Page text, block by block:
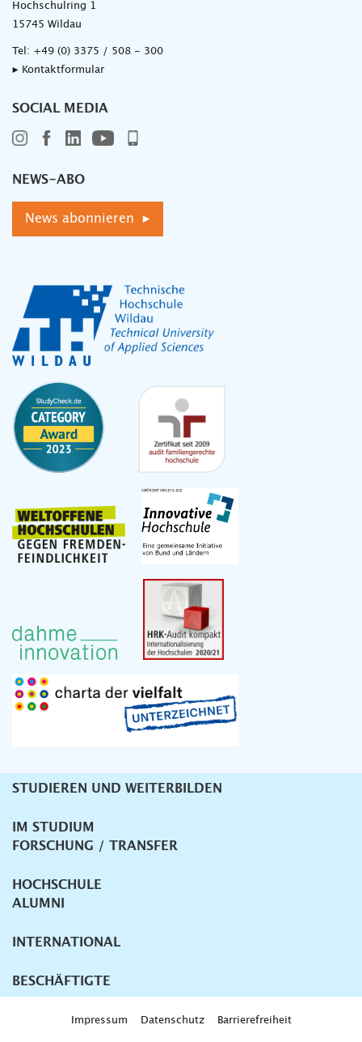
Hochschulring 1
15745 Wildau
Tel: +49 (0) 3375 / 508 - 300
▸ Kontaktformular
SOCIAL MEDIA
NEWS-ABO
News abonnieren ▸
Unternavigation
STUDIEREN UND WEITERBILDEN
IM STUDIUM
FORSCHUNG / TRANSFER
HOCHSCHULE
ALUMNI
INTERNATIONAL
BESCHÄFTIGTE
Impressum Datenschutz Barrierefreiheit